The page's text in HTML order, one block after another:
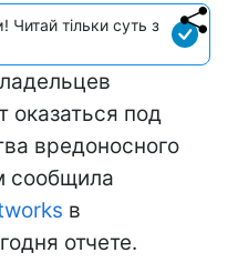
тільки суть з
оказаться под
вредоносного
сообщила
в
отчете.